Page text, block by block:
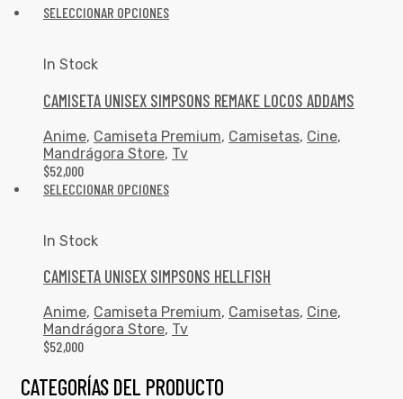
SELECCIONAR OPCIONES
In Stock
CAMISETA UNISEX SIMPSONS REMAKE LOCOS ADDAMS
Anime, Camiseta Premium, Camisetas, Cine,
Mandrágora Store, Tv
$52,000
SELECCIONAR OPCIONES
In Stock
CAMISETA UNISEX SIMPSONS HELLFISH
Anime, Camiseta Premium, Camisetas, Cine,
Mandrágora Store, Tv
$52,000
CATEGORÍAS DEL PRODUCTO